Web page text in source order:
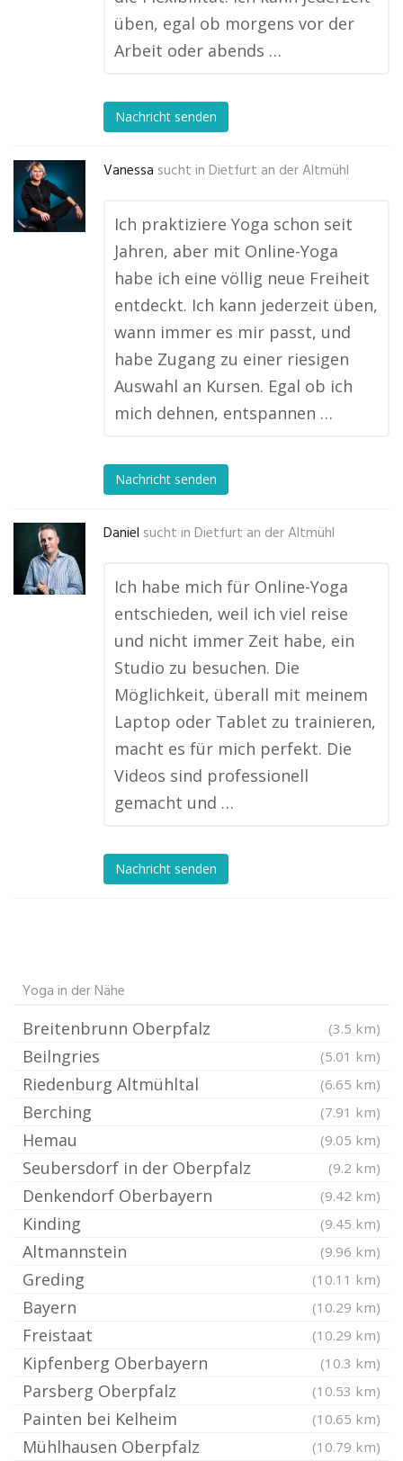
üben, egal ob morgens vor der
Arbeit oder abends …
Nachricht senden
Vanessa sucht in Dietfurt an der Altmühl
Ich praktiziere Yoga schon seit
Jahren, aber mit Online-Yoga
habe ich eine völlig neue Freiheit
entdeckt. Ich kann jederzeit üben,
wann immer es mir passt, und
habe Zugang zu einer riesigen
Auswahl an Kursen. Egal ob ich
mich dehnen, entspannen …
Nachricht senden
Daniel sucht in Dietfurt an der Altmühl
Ich habe mich für Online-Yoga
entschieden, weil ich viel reise
und nicht immer Zeit habe, ein
Studio zu besuchen. Die
Möglichkeit, überall mit meinem
Laptop oder Tablet zu trainieren,
macht es für mich perfekt. Die
Videos sind professionell
gemacht und …
Nachricht senden
Yoga in der Nähe
Breitenbrunn Oberpfalz (3.5 km)
Beilngries (5.01 km)
Riedenburg Altmühltal (6.65 km)
Berching (7.91 km)
Hemau (9.05 km)
Seubersdorf in der Oberpfalz (9.2 km)
Denkendorf Oberbayern (9.42 km)
Kinding (9.45 km)
Altmannstein (9.96 km)
Greding (10.11 km)
Bayern (10.29 km)
Freistaat (10.29 km)
Kipfenberg Oberbayern (10.3 km)
Parsberg Oberpfalz (10.53 km)
Painten bei Kelheim (10.65 km)
Mühlhausen Oberpfalz (10.79 km)